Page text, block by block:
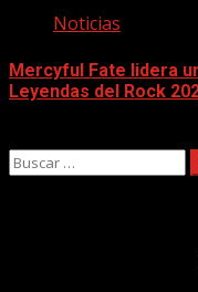
Noticias
Mercyful Fate lidera
Leyendas del Rock
Buscar: